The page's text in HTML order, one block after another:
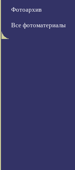
Фотоархив
Все фотоматериалы